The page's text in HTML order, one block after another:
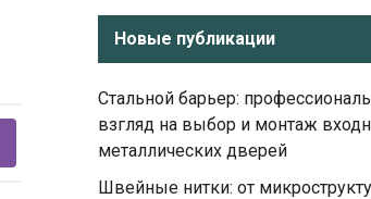
Новые публикации
Стальной барьер:
взгляд на выбор и монтаж
металлических дверей
Швейные нитки: от